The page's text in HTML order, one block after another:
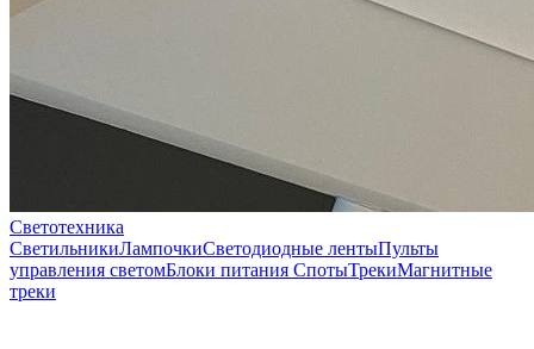
Светотехника
СветильникиЛампочкиСветодиодные лентыПульты
управления светомБлоки питания СпотыТрекиМагнитные
треки